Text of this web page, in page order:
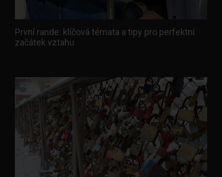
První rande: klíčová témata a tipy pro perfektní
začátek vztahu